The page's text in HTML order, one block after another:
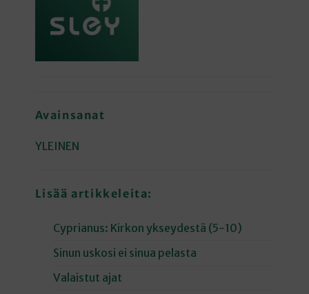
Avainsanat
YLEINEN
Lisää artikkeleita:
Cyprianus: Kirkon ykseydestä (5-10)
Sinun uskosi ei sinua pelasta
Valaistut ajat